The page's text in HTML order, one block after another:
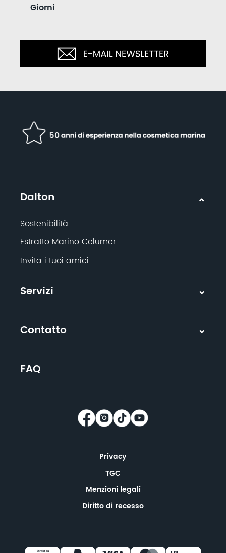
Giorni
Dalton
Sostenibilità
Estratto Marino Celumer
Invita i tuoi amici
Servizi
Contatto
FAQ
Privacy
TGC
Menzioni legali
Diritto di recesso